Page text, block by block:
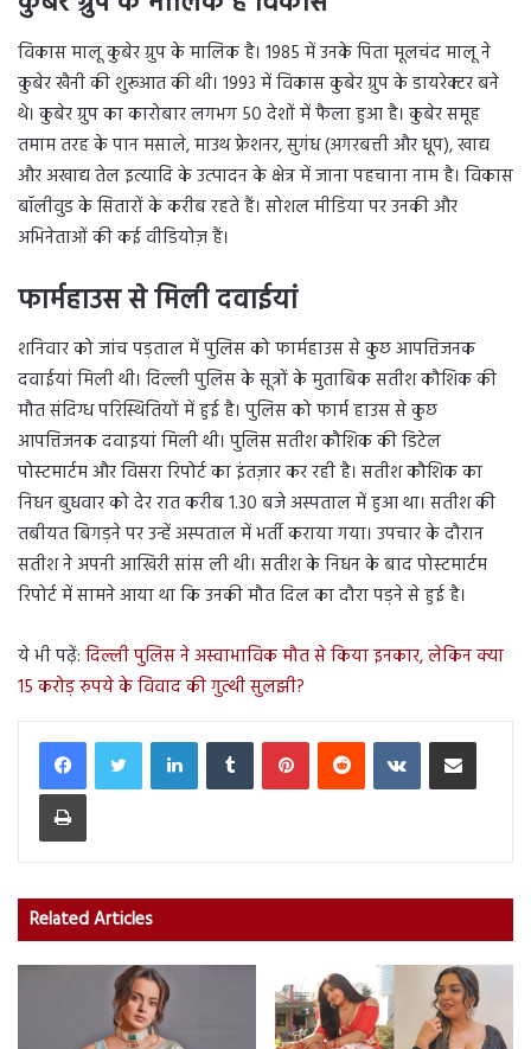
विकास मालू कुबेर ग्रुप के मालिक है। 1985 में उनके पिता मूलचंद मालू ने
कुबेर खैनी की शुरूआत की थी। 1993 में विकास कुबेर ग्रुप के डायरेक्टर बने
थे। कुबेर ग्रुप का कारोबार लगभग 50 देशों में फैला हुआ है। कुबेर समूह
तमाम तरह के पान मसाले, माउथ फ्रेशनर, सुगंध (अगरबत्ती और धूप), खाद्य
और अखाद्य तेल इत्यादि के उत्पादन के क्षेत्र में जाना पहचाना नाम है। विकास
बॉलीवुड के सितारों के करीब रहते हैं। सोशल मीडिया पर उनकी और
अभिनेताओं की कई वीडियोज़ हैं।
फार्महाउस से मिली दवाईयां
शनिवार को जांच पड़ताल में पुलिस को फार्महाउस से कुछ आपत्तिजनक
दवाईयां मिली थी। दिल्ली पुलिस के सूत्रों के मुताबिक सतीश कौशिक की
मौत संदिग्ध परिस्थितियों में हुई है। पुलिस को फार्म हाउस से कुछ
आपत्तिजनक दवाइयां मिली थी। पुलिस सतीश कौशिक की डिटेल
पोस्टमार्टम और विसरा रिपोर्ट का इंतज़ार कर रही है। सतीश कौशिक का
निधन बुधवार को देर रात करीब 1.30 बजे अस्पताल में हुआ था। सतीश की
तबीयत बिगड़ने पर उन्हें अस्पताल में भर्ती कराया गया। उपचार के दौरान
सतीश ने अपनी आखिरी सांस ली थी। सतीश के निधन के बाद पोस्टमार्टम
रिपोर्ट में सामने आया था कि उनकी मौत दिल का दौरा पड़ने से हुई है।
ये भी पढ़ें: दिल्ली पुलिस ने अस्वाभाविक मौत से किया इनकार, लेकिन क्या
15 करोड़ रुपये के विवाद की गुत्थी सुलझी?
LinkedInTumblr PinterestReddit VKontakteShare via Email
Print
Related Articles